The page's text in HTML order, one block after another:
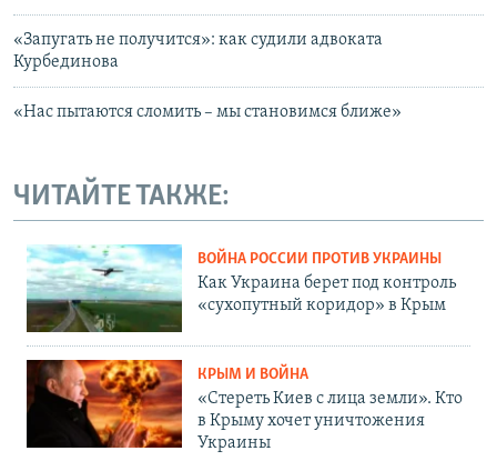
«Запугать не получится»: как судили адвоката
Курбединова
«Нас пытаются сломить – мы становимся ближе»
ЧИТАЙТЕ ТАКЖЕ:
ВОЙНА РОССИИ ПРОТИВ УКРАИНЫ
Как Украина берет под контроль
«сухопутный коридор» в Крым
КРЫМ И ВОЙНА
«Стереть Киев с лица земли». Кто
в Крыму хочет уничтожения
Украины